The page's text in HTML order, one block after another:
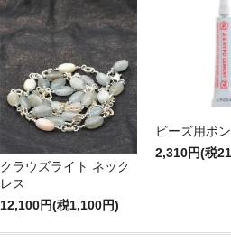
クラウズライト ネック
レス
12,100円(税1,100円)
ビーズ用ボ
2,310円(税